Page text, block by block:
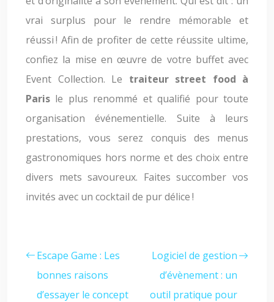
vrai surplus pour le rendre mémorable et
réussi ! Afin de profiter de cette réussite ultime,
confiez la mise en œuvre de votre buffet avec
Event Collection. Le traiteur street food à
Paris le plus renommé et qualifié pour toute
organisation événementielle. Suite à leurs
prestations, vous serez conquis des menus
gastronomiques hors norme et des choix entre
divers mets savoureux. Faites succomber vos
invités avec un cocktail de pur délice !
Escape Game : Les
bonnes raisons
d’essayer le concept
Logiciel de gestion
d’évènement : un
outil pratique pour